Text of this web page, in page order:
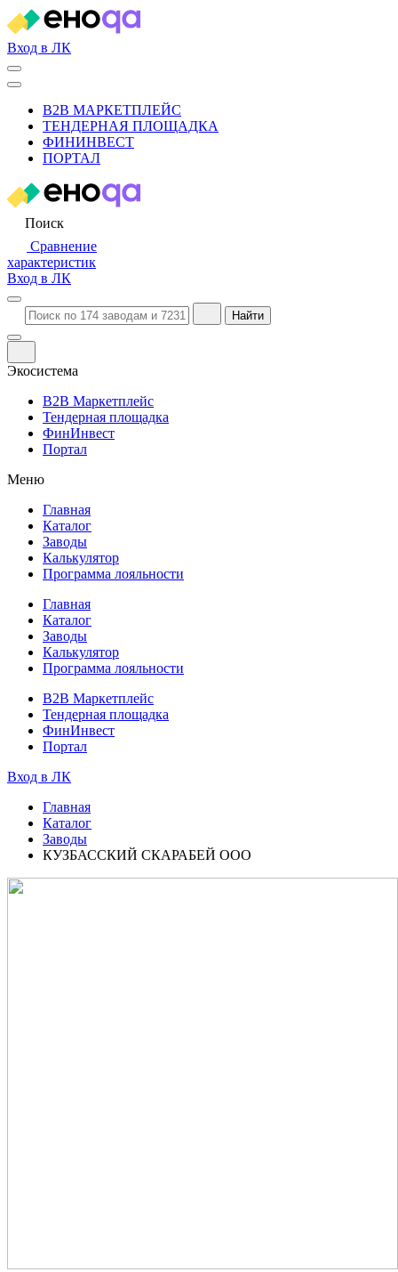
Вход в ЛК
B2B МАРКЕТПЛЕЙС
ТЕНДЕРНАЯ ПЛОЩАДКА
ФИНИНВЕСТ
ПОРТАЛ
Поиск
Сравнение
характеристик
Вход в ЛК
Найти
Экосистема
B2B Маркетплейс
Тендерная площадка
ФинИнвест
Портал
Меню
Главная
Каталог
Заводы
Калькулятор
Программа лояльности
Главная
Каталог
Заводы
Калькулятор
Программа лояльности
B2B Маркетплейс
Тендерная площадка
ФинИнвест
Портал
Вход в ЛК
Главная
Каталог
Заводы
КУЗБАССКИЙ СКАРАБЕЙ ООО